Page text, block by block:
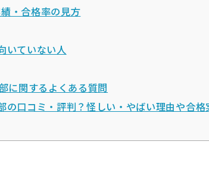
・合格率の見方
いていない人
に関するよくある質問
の口コミ・評判？怪しい・やばい理由や合格